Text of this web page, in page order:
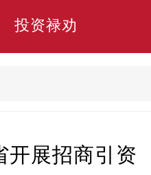
投资禄劝
开展招商引资